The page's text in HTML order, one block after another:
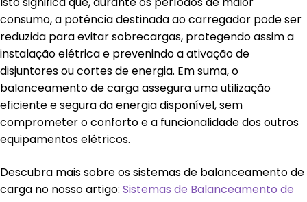
consumo, a potência destinada ao carregador pode ser
reduzida para evitar sobrecargas, protegendo assim a
instalação elétrica e prevenindo a ativação de
disjuntores ou cortes de energia. Em suma, o
balanceamento de carga assegura uma utilização
eficiente e segura da energia disponível, sem
comprometer o conforto e a funcionalidade dos outros
equipamentos elétricos.
Descubra mais sobre os sistemas de balanceamento de
carga no nosso artigo: Sistemas de Balanceamento de